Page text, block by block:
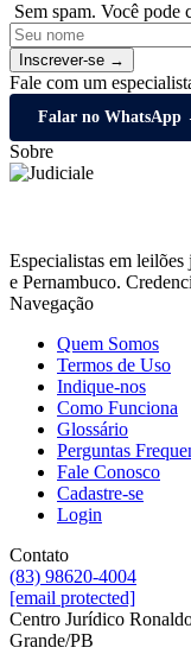
Sem spam. Você pode
Inscrever-se →
Fale com um
Falar no WhatsApp
Sobre
Especialistas em
e Pernambuco.
Navegação
Quem Somos
Termos de Uso
Indique-nos
Como Funciona
Glossário
Perguntas
Fale Conosco
Cadastre-se
Login
Contato
(83) 98620-4004
[email protected]
Centro Jurídico
Grande/PB